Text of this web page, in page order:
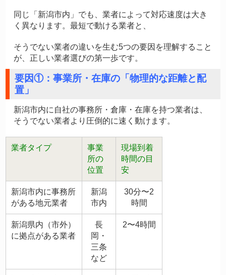
同じ「新潟市内」でも、業者によって対応速度は大き
く異なります。最短で動ける業者と、
そうでない業者の違いを生む5つの要因を理解すること
が、正しい業者選びの第一歩です。
要因①：事業所・在庫の「物理的な距離と配
置」
新潟市内に自社の事務所・倉庫・在庫を持つ業者は、
そうでない業者より圧倒的に速く動けます。
業者タイプ
事業
所の
位置
現場到着
時間の目
安
新潟市内に事務所
がある地元業者
新潟
市内
30分〜2
時間
新潟県内（市外）
に拠点がある業者
長
岡・
三条
など
2〜4時間